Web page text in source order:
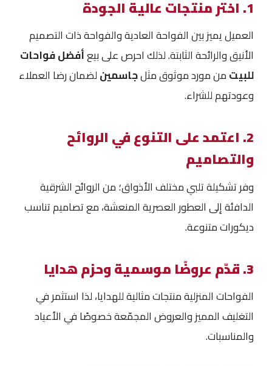
1. اختر منتجات عالية الجودة
العميل يميز بين الفواحة العادية والفواحة ذات التصميم
الأنيق والرائحة الثابتة. لذلك احرص على بيعأفضل فواحات
للبيتمن مورد موثوق مثلجاسمينلضمان رضا العملاء
وعودتهم للشراء.
2. اعتمد على التنوع في الروائح
والتصاميم
وفر تشكيلة تلبي مختلف الأذواق؛ من الروائح الشرقية
الدافئة إلى العطور العصرية المنعشة، مع تصاميم تناسب
ديكورات متنوعة.
3. قدّم عروضًا موسمية وحزم هدايا
الفواحات المنزلية منتجات مثالية للهدايا، لذا استثمر في
التغليف المميز والعروض المجمّعة خصوصًا في الأعياد
والمناسبات.